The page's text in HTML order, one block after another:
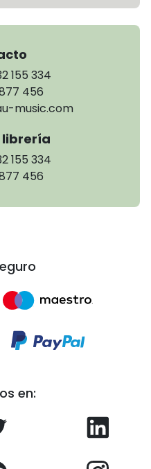
155 334
456
music.com
librería
155 334
456
en: